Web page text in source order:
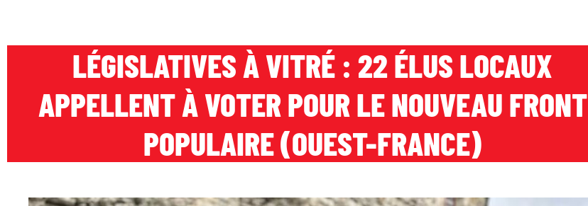
LÉGISLATIVES À VITRÉ : 22 ÉLUS LOCAUX
APPELLENT À VOTER POUR LE NOUVEAU FRONT
POPULAIRE (OUEST-FRANCE)